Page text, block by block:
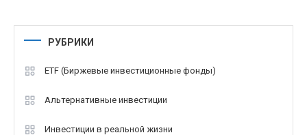
РУБРИКИ
ETF (Биржевые инвестиционные фонды)
Альтернативные инвестиции
Инвестиции в реальной жизни